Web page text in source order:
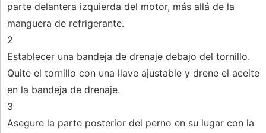
parte delantera izquierda del motor, más allá de la
manguera de refrigerante.
2
Establecer una bandeja de drenaje debajo del tornillo.
Quite el tornillo con una llave ajustable y drene el aceite
en la bandeja de drenaje.
3
Asegure la parte posterior del perno en su lugar con la